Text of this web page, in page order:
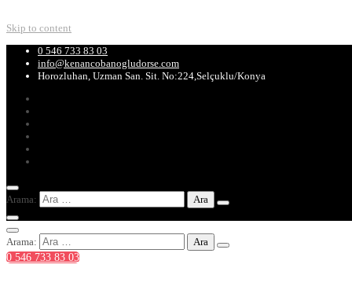
Skip to content
0 546 733 83 03
info@kenancobanogludorse.com
Horozluhan, Uzman San. Sit. No:224,Selçuklu/Konya
Arama:
Arama:
0 546 733 83 03